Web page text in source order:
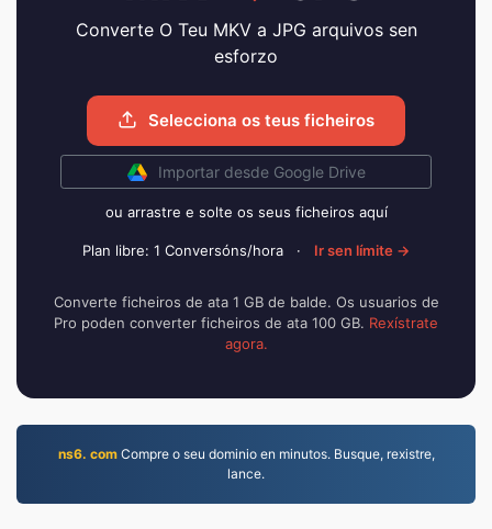
Converte O Teu MKV a JPG arquivos sen
esforzo
Selecciona os teus ficheiros
Importar desde Google Drive
ou arrastre e solte os seus ficheiros aquí
Plan libre: 1 Conversóns/hora · Ir sen límite →
Converte ficheiros de ata 1 GB de balde. Os usuarios de
Pro poden converter ficheiros de ata 100 GB. Rexístrate
agora.
ns6. comCompre o seu dominio en minutos. Busque, rexistre,
lance.